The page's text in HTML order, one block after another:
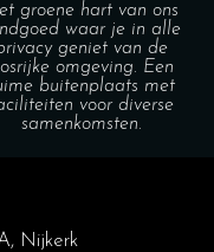
groene hart van ons
waar je in alle
geniet van de
omgeving. Een
buitenplaats met
voor diverse
samenkomsten.
Nijkerk